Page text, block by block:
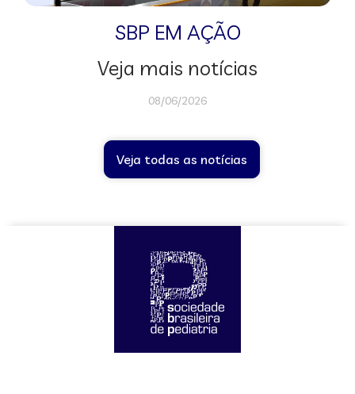
SBP EM AÇÃO
Veja mais notícias
08/06/2026
Veja todas as notícias